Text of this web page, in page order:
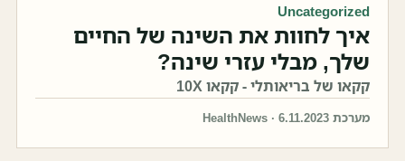
Uncategorized
איך לחוות את השינה של החיים
שלך, מבלי עזרי שינה?
קקאו של בריאותלי - קקאו 10X
מערכת HealthNews · 6.11.2023